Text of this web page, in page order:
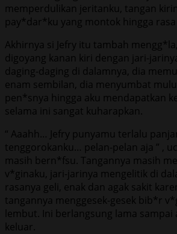
memperdulikan jeritanku, tangan
pay*dar*ku yang montok hingga
Akhirnya si Jefry itu tambah
digoyang kanan kiri dengan jari-
daging-daging di dalamnya, dia
enam sembilan, dia menyumbat
pen*snya hingga aku mendapatkan
selama ini sangat kuharapkan.
“ Aaahh… Jefry punyamu terlalu
tenggorokanku… pelan-pelan aja ” ,
masih bern*fsu. Tangannya masih
v*ginaku, jari-jarinya mengelitik di
rasanya geli, enak dan agak sakit
tangannya menggesek-gesek bib*r
lembut. Ini berlangsung lama sampai
keluar.